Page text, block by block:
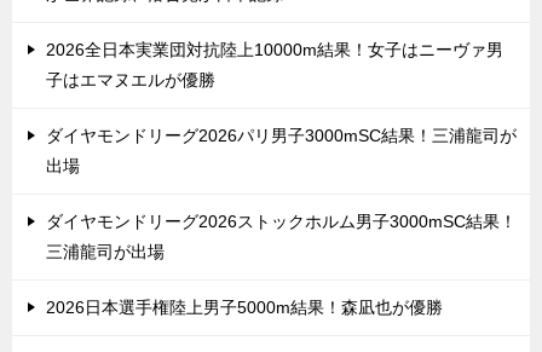
2026全日本実業団対抗陸上10000m結果！女子はニーヴァ男
子はエマヌエルが優勝
ダイヤモンドリーグ2026パリ男子3000mSC結果！三浦龍司が
出場
ダイヤモンドリーグ2026ストックホルム男子3000mSC結果！
三浦龍司が出場
2026日本選手権陸上男子5000m結果！森凪也が優勝